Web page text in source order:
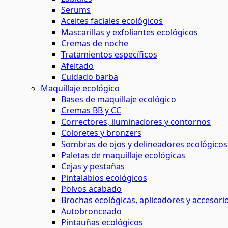
Serums
Aceites faciales ecológicos
Mascarillas y exfoliantes ecológicos
Cremas de noche
Tratamientos específicos
Afeitado
Cuidado barba
Maquillaje ecológico
Bases de maquillaje ecológico
Cremas BB y CC
Correctores, iluminadores y contornos
Coloretes y bronzers
Sombras de ojos y delineadores ecológicos
Paletas de maquillaje ecológicas
Cejas y pestañas
Pintalabios ecológicos
Polvos acabado
Brochas ecológicas, aplicadores y
Autobronceado
Pintauñas ecológicos